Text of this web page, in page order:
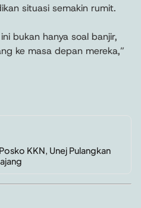
situasi semakin rumit.
bukan hanya soal banjir,
ke masa depan mereka,”
KKN, Unej Pulangkan